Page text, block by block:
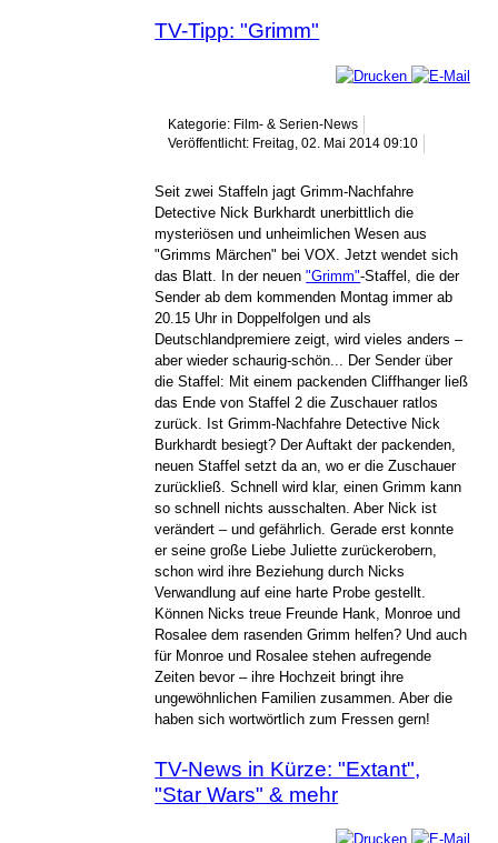
TV-Tipp: "Grimm"
Kategorie: Film- & Serien-News
Veröffentlicht: Freitag, 02. Mai 2014 09:10
Seit zwei Staffeln jagt Grimm-Nachfahre
Detective Nick Burkhardt unerbittlich die
mysteriösen und unheimlichen Wesen aus
"Grimms Märchen" bei VOX. Jetzt wendet sich
das Blatt. In der neuen"Grimm"-Staffel, die der
Sender ab dem kommenden Montag immer ab
20.15 Uhr in Doppelfolgen und als
Deutschlandpremiere zeigt, wird vieles anders –
aber wieder schaurig-schön... Der Sender über
die Staffel: Mit einem packenden Cliffhanger ließ
das Ende von Staffel 2 die Zuschauer ratlos
zurück. Ist Grimm-Nachfahre Detective Nick
Burkhardt besiegt? Der Auftakt der packenden,
neuen Staffel setzt da an, wo er die Zuschauer
zurückließ. Schnell wird klar, einen Grimm kann
so schnell nichts ausschalten. Aber Nick ist
verändert – und gefährlich. Gerade erst konnte
er seine große Liebe Juliette zurückerobern,
schon wird ihre Beziehung durch Nicks
Verwandlung auf eine harte Probe gestellt.
Können Nicks treue Freunde Hank, Monroe und
Rosalee dem rasenden Grimm helfen? Und auch
für Monroe und Rosalee stehen aufregende
Zeiten bevor – ihre Hochzeit bringt ihre
ungewöhnlichen Familien zusammen. Aber die
haben sich wortwörtlich zum Fressen gern!
TV-News in Kürze: "Extant",
"Star Wars" & mehr